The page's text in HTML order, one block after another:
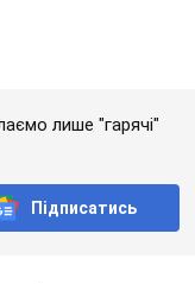
лише "гарячі"
Підписатись